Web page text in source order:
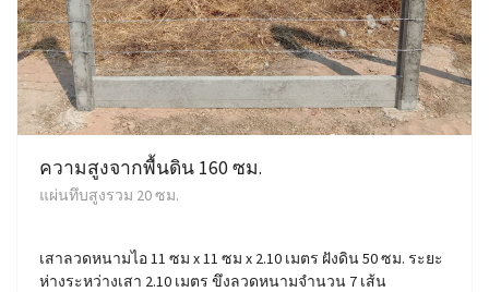
ความสูงจากพื้นดิน 160 ซม.
แผ่นทึบสูงรวม 20 ซม.
เสาลวดหนามไอ 11 ซม x 11 ซม x 2.10 เมตร ฝังดิน 50 ซม. ระยะ
ห่างระหว่างเสา 2.10 เมตร ขึงลวดหนามจำนวน 7 เส้น